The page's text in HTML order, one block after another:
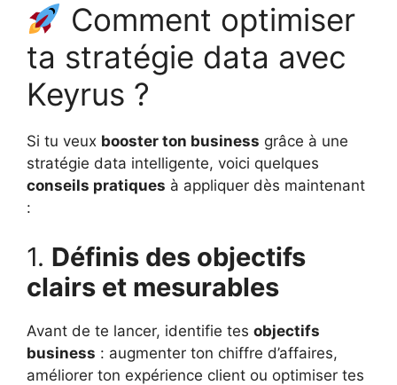
Comment optimiser
ta stratégie data avec
Keyrus ?
Si tu veux booster ton business grâce à une
stratégie data intelligente, voici quelques
conseils pratiques à appliquer dès maintenant
:
1. Définis des objectifs
clairs et mesurables
Avant de te lancer, identifie tes objectifs
business : augmenter ton chiffre d’affaires,
améliorer ton expérience client ou optimiser tes